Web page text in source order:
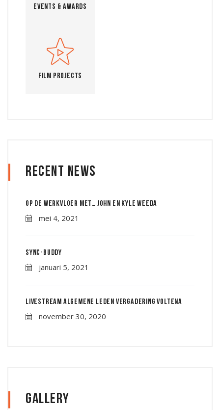
Events & Awards
Film Projects
Recent News
Op de werkvloer met… John en Kyle Weeda
mei 4, 2021
Sync-Buddy
januari 5, 2021
Livestream Algemene leden vergadering Voltena
november 30, 2020
Gallery